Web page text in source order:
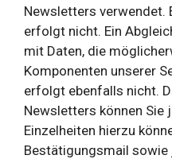
Newsletters verwendet.
erfolgt nicht. Ein
mit Daten, die
Komponenten unserer
erfolgt ebenfalls nicht.
Newsletters können Sie
Einzelheiten hierzu
Bestätigungsmail sowie